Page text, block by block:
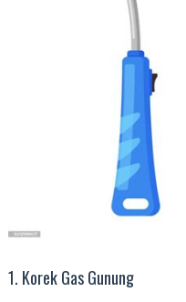
1. Korek Gas Gunung